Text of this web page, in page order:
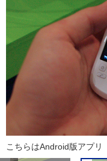
こちらはAndroid版アプリ